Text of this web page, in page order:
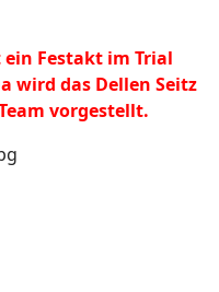
Festakt im Trial
wird das Dellen Seitz
vorgestellt.